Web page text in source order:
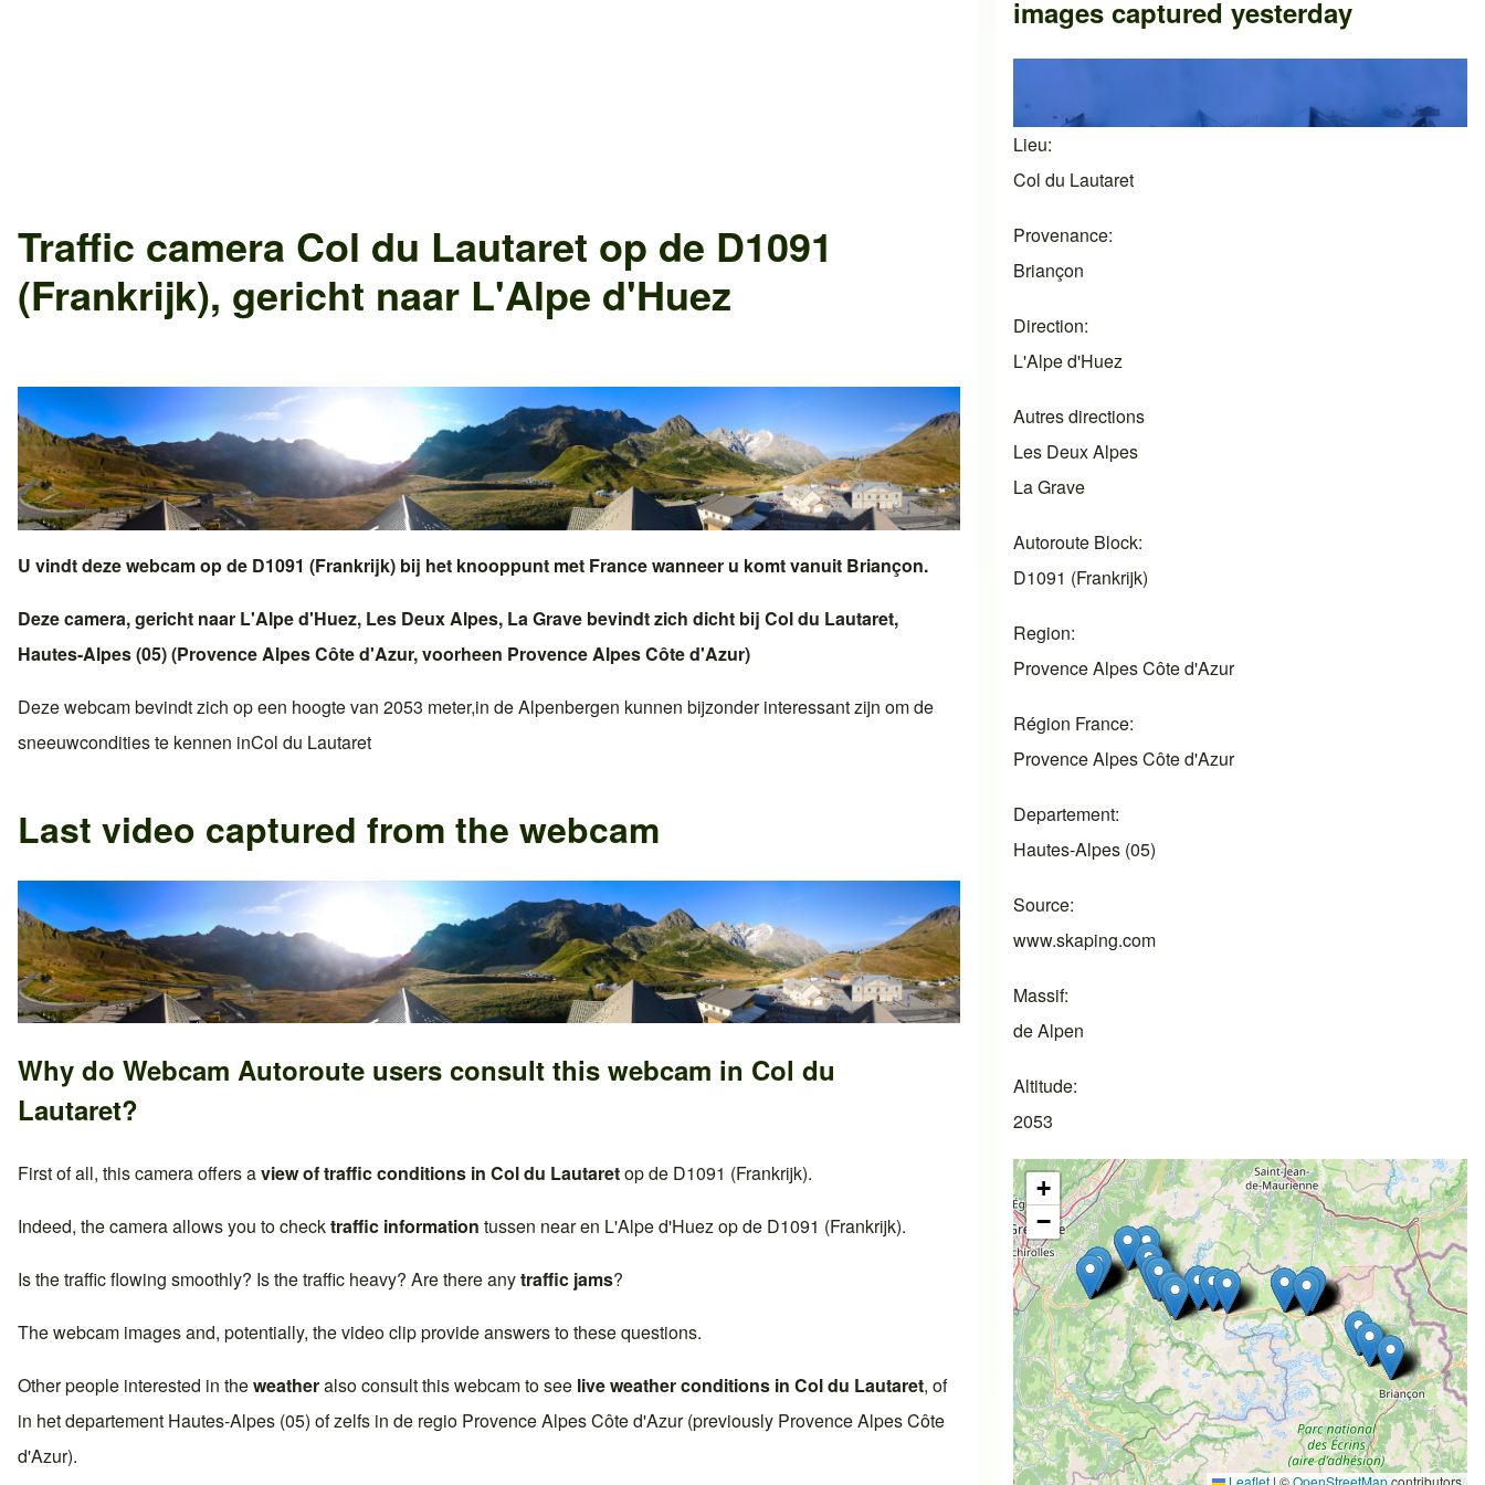
Traffic camera Col du Lautaret op de D1091
(Frankrijk), gericht naar L'Alpe d'Huez
U vindt deze webcam op de D1091 (Frankrijk) bij het knooppunt met Francewanneer u komt vanuit Briançon.
Deze camera, gericht naar L'Alpe d'Huez, Les Deux Alpes, La Grave bevindt zich dicht bij Col du Lautaret,
Hautes-Alpes (05)(Provence Alpes Côte d'Azur, voorheen Provence Alpes Côte d'Azur)
Deze webcam bevindt zich op een hoogte van 2053 meter,in de Alpenbergen kunnen bijzonder interessant zijn om de
sneeuwcondities te kennen inCol du Lautaret
Last video captured from the webcam
Why do Webcam Autoroute users consult this webcam in Col du
Lautaret?
First of all, this camera offers aview of traffic conditions in Col du Lautaretop de D1091 (Frankrijk).
Indeed, the camera allows you to checktraffic information tussen near en L'Alpe d'Huezop de D1091 (Frankrijk).
Is the traffic flowing smoothly? Is the traffic heavy? Are there anytraffic jams?
The webcam images and, potentially, the video clip provide answers to these questions.
Other people interested in theweatheralso consult this webcam to see live weather conditions in Col du Lautaret, of
in het departement Hautes-Alpes (05) of zelfs in de regio Provence Alpes Côte d'Azur(previously Provence Alpes Côte
d'Azur).
images captured yesterday
Lieu
Col du Lautaret
Provenance
Briançon
Direction
L'Alpe d'Huez
Autres directions
Les Deux Alpes
La Grave
Autoroute Block
D1091 (Frankrijk)
Region
Provence Alpes Côte d'Azur
Région France
Provence Alpes Côte d'Azur
Departement
Hautes-Alpes (05)
Source
www.skaping.com
Massif
de Alpen
Altitude
2053
+
−